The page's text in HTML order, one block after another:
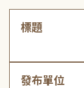
標題
發布單位